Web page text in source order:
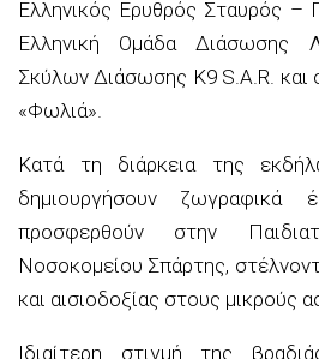
Ελληνικός Ερυθρός Σταυρός –
Ελληνική Ομάδα Διάσωσης
Σκύλων Διάσωσης K9 S.A.R.
«Φωλιά».
Κατά τη διάρκεια της
δημιουργήσουν
προσφερθούν στην
Νοσοκομείου Σπάρτης,
και αισιοδοξίας στους μικρούς
Ιδιαίτερη στιγμή της